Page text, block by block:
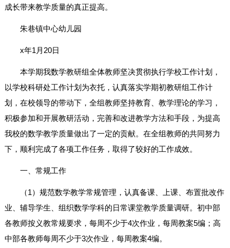
成长带来教学质量的真正提高。
朱巷镇中心幼儿园
x年1月20日
本学期我数学教研组全体教师坚决贯彻执行学校工作计划，
以学校科研处工作计划为衣托，认真落实学期初教研组工作计
划，在校领导的带动下，全组教师坚持教育、教学理论的学习，
积极参加和开展教研活动，完善和改进教学方法和手段，为提高
我校的数学教学质量做出了一定的贡献。在全组教师的共同努力
下，顺利完成了各项工作任务，取得了较好的工作成效。
一、常规工作
（1）规范数学教学常规管理，认真备课、上课、布置批改作
业、辅导学生、组织数学学科的日常课堂教学质量调研。初中部
各教师按义教常规要求，每周不少于4次作业，每周教案5编；高
中部各教师每周不少于3次作业，每周教案4编。